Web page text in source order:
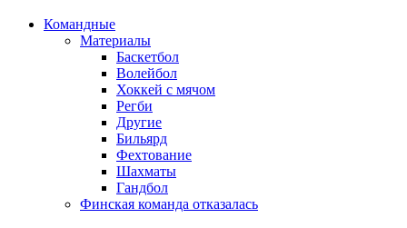
Командные
Материалы
Баскетбол
Волейбол
Хоккей с мячом
Регби
Другие
Бильярд
Фехтование
Шахматы
Гандбол
Финская команда отказалась